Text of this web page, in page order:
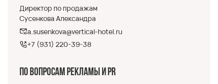
Директор по продажам
Сусенкова Александра
a.susenkova@vertical-hotel.ru
+7 (931) 220-39-38
По вопросам рекламы и PR